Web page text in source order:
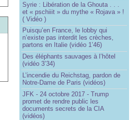
Syrie : Libération de la Ghouta . . .
et « pschiiit » du mythe « Rojava » !
( Vidéo )
Puisqu’en France, le lobby qui
n’existe pas interdit les crèches,
partons en Italie (vidéo 1’46)
Des éléphants sauvages à l’hôtel
(vidéo 3’34)
L’incendie du Reichstag, pardon de
Notre-Dame de Paris (vidéos)
JFK - 24 octobre 2017 - Trump
promet de rendre public les
documents secrets de la CIA
(vidéos)